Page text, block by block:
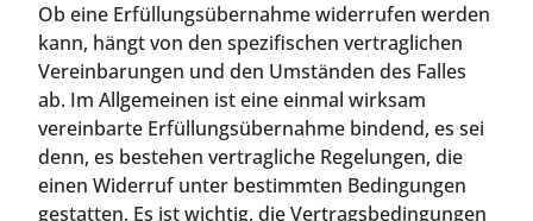
Ob eine Erfüllungsübernahme widerrufen werden
kann, hängt von den spezifischen vertraglichen
Vereinbarungen und den Umständen des Falles
ab. Im Allgemeinen ist eine einmal wirksam
vereinbarte Erfüllungsübernahme bindend, es sei
denn, es bestehen vertragliche Regelungen, die
einen Widerruf unter bestimmten Bedingungen
gestatten. Es ist wichtig, die Vertragsbedingungen